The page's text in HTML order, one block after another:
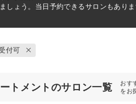
しょう。当日予約できるサロンもありま
付可
トメントのサロン一覧
おす
をお